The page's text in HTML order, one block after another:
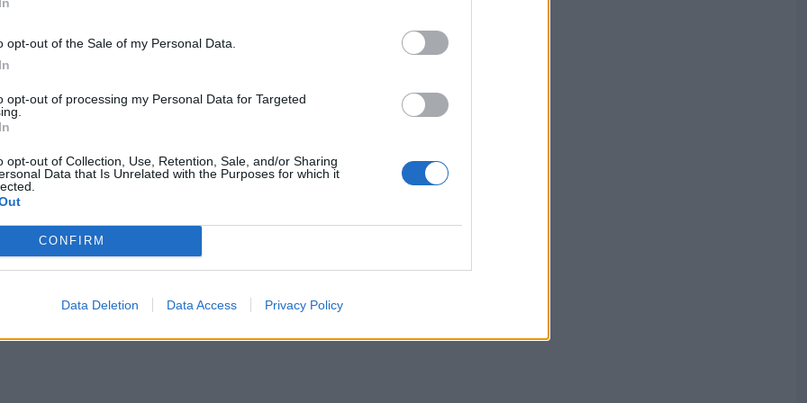
opt-out of the Sale of my Personal Data.
opt-out of processing my Personal Data for Targeted
opt-out of Collection, Use, Retention, Sale, and/or Sharing
Data that Is Unrelated with the Purposes for which it
CONFIRM
Data Deletion Data Access Privacy Policy
8-án várhatók. Esőre július 1. és 10. között
által ismertetett előrejelzésben.